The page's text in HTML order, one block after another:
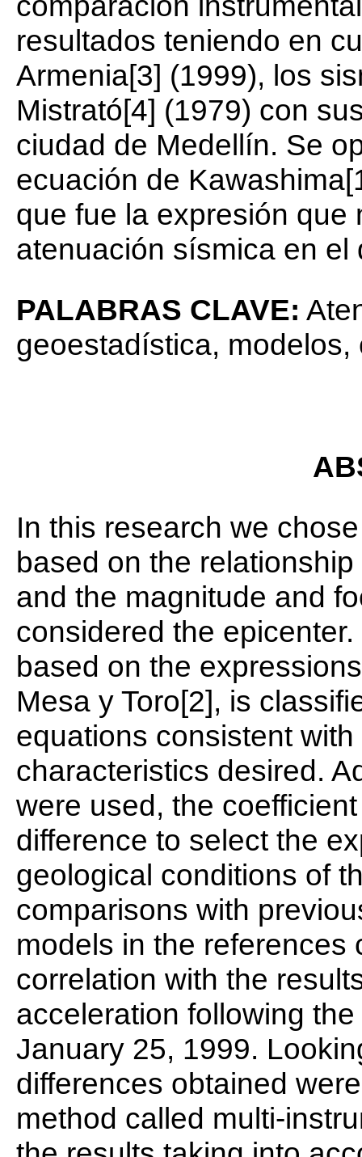
resultados teniendo en
Armenia[3] (1999), los
Mistrató[4] (1979) con
ciudad de Medellín. Se
ecuación de
que fue la expresión que
atenuación sísmica en el
PALABRAS CLAVE:
geoestadística, modelos,
In this research we
based on the
and the magnitude and
considered the
based on the
Mesa y Toro[2], is
equations consistent
characteristics desired.
were used, the
difference to select the
geological conditions of
comparisons with
models in the references
correlation with the
acceleration following
January 25, 1999.
differences obtained
method called multi-